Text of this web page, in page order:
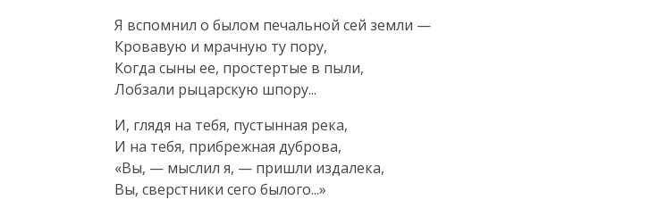
Я вспомнил о былом печальной сей земли —
Кровавую и мрачную ту пору,
Когда сыны ее, простертые в пыли,
Лобзали рыцарскую шпору...
И, глядя на тебя, пустынная река,
И на тебя, прибрежная дуброва,
«Вы, — мыслил я, — пришли издалека,
Вы, сверстники сего былого...»